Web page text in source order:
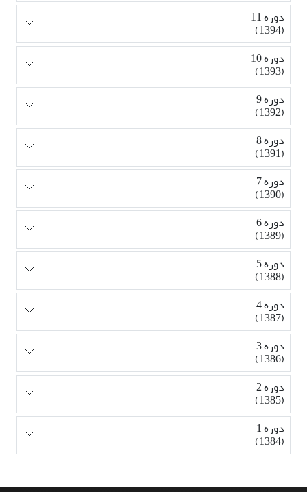
دوره 11
(1394)
دوره 10
(1393)
دوره 9
(1392)
دوره 8
(1391)
دوره 7
(1390)
دوره 6
(1389)
دوره 5
(1388)
دوره 4
(1387)
دوره 3
(1386)
دوره 2
(1385)
دوره 1
(1384)